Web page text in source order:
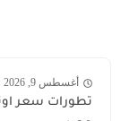
اخبار
أغسطس 9, 2026